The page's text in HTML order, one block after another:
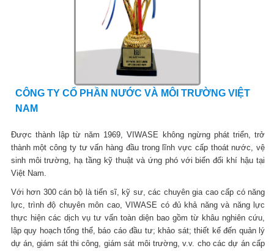
CÔNG TY CỔ PHẦN NƯỚC VÀ MÔI TRƯỜNG VIỆT
NAM
Được thành lập từ năm 1969, VIWASE không ngừng phát triển, trở
thành một công ty tư vấn hàng đầu trong lĩnh vực cấp thoát nước, vệ
sinh môi trường, hạ tầng kỹ thuật và ứng phó với biến đổi khí hậu tại
Việt Nam.
Với hơn 300 cán bộ là tiến sĩ, kỹ sư, các chuyên gia cao cấp có năng
lực, trình độ chuyên môn cao, VIWASE có đủ khả năng và năng lực
thực hiện các dịch vụ tư vấn toàn diện bao gồm từ khâu nghiên cứu,
lập quy hoạch tổng thể, báo cáo đầu tư; khảo sát; thiết kế đến quản lý
dự án, giám sát thi công, giám sát môi trường, v.v. cho các dự án cấp